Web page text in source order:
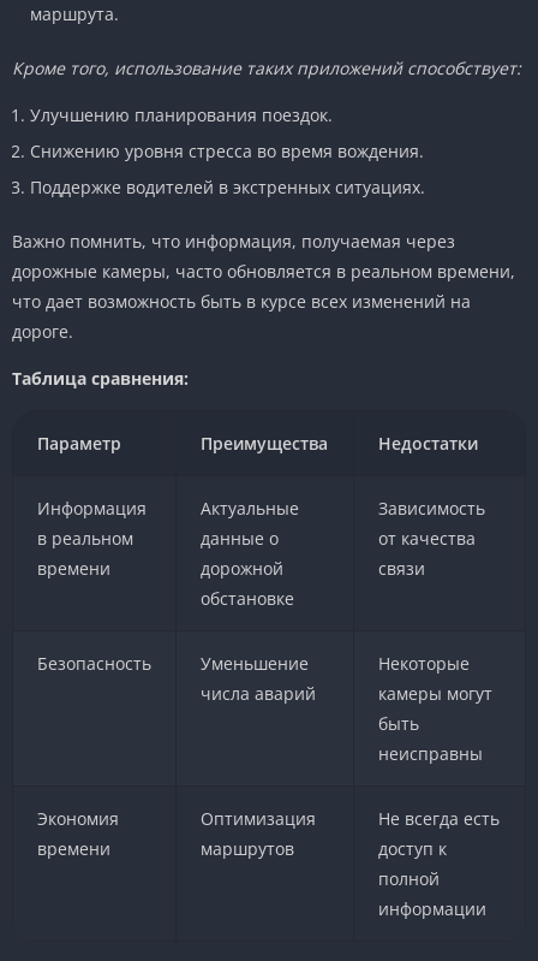
маршрута.
Кроме того, использование таких приложений способствует:
Улучшению планирования поездок.
Снижению уровня стресса во время вождения.
Поддержке водителей в экстренных ситуациях.
Важно помнить, что информация, получаемая через
дорожные камеры, часто обновляется в реальном времени,
что дает возможность быть в курсе всех изменений на
дороге.
Таблица сравнения:
Параметр Преимущества Недостатки
Информация
в реальном
времени
Актуальные
данные о
дорожной
обстановке
Зависимость
от качества
связи
Безопасность
Уменьшение
числа аварий
Некоторые
камеры могут
быть
неисправны
Экономия
времени
Оптимизация
маршрутов
Не всегда есть
доступ к
полной
информации